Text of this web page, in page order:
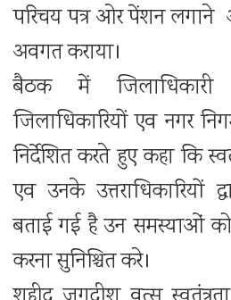
परिचय पत्र ओर पेंशन
अवगत कराया।
बैठक में
जिलाधिकारियों एव नगर
निर्देशित करते हुए कहा कि
एव उनके उत्तराधिकारियों
बताई गई है उन समस्याओं को
करना सुनिश्चित करे।